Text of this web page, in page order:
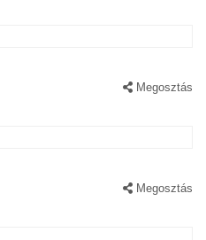
Megosztás
Megosztás